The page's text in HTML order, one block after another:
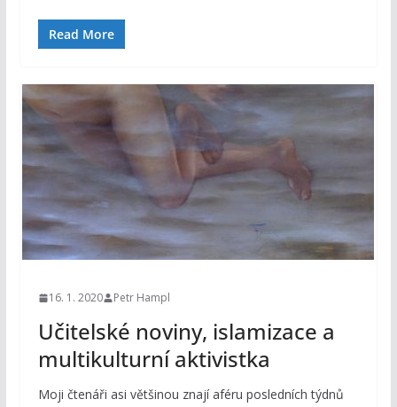
Read More
16. 1. 2020 Petr Hampl
Učitelské noviny, islamizace a
multikulturní aktivistka
Moji čtenáři asi většinou znají aféru posledních týdnů